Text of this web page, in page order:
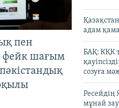
пен
фейк шағым
адам
БАҚ: КҚК
созуға
Ресейдің
мұнай